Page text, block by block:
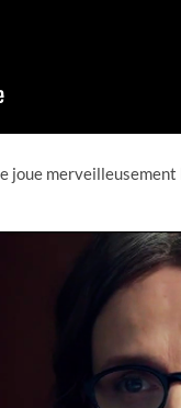
joue merveilleusement